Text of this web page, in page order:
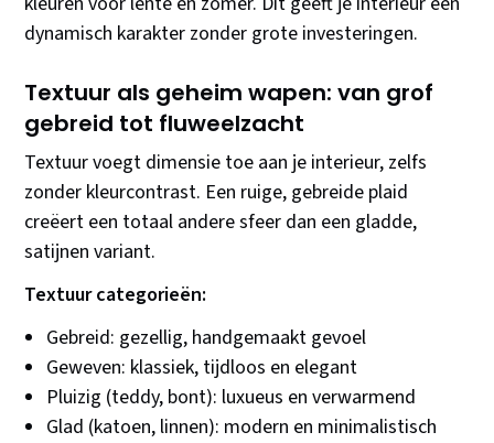
dynamisch karakter zonder grote investeringen.
Textuur als geheim wapen: van grof
gebreid tot fluweelzacht
Textuur voegt dimensie toe aan je interieur, zelfs
zonder kleurcontrast. Een ruige, gebreide plaid
creëert een totaal andere sfeer dan een gladde,
satijnen variant.
Textuur categorieën:
Gebreid: gezellig, handgemaakt gevoel
Geweven: klassiek, tijdloos en elegant
Pluizig (teddy, bont): luxueus en verwarmend
Glad (katoen, linnen): modern en minimalistisch